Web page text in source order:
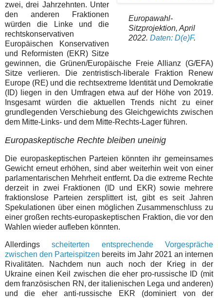
Europawahl-
Sitzprojektion, April
2022. Daten: D(e)F.
zwei, drei Jahrzehnten. Unter
den anderen Fraktionen
würden die Linke und die
rechtskonservativen
Europäischen Konservativen
und Reformisten (EKR) Sitze
gewinnen, die Grünen/Europäische Freie Allianz (G/EFA)
Sitze verlieren. Die zentristisch-liberale Fraktion Renew
Europe (RE) und die rechtsextreme Identität und Demokratie
(ID) liegen in den Umfragen etwa auf der Höhe von 2019.
Insgesamt würden die aktuellen Trends nicht zu einer
grundlegenden Verschiebung des Gleichgewichts zwischen
dem Mitte-Links- und dem Mitte-Rechts-Lager führen.
Europaskeptische Rechte bleiben uneinig
Die europaskeptischen Parteien könnten ihr gemeinsames
Gewicht erneut erhöhen, sind aber weiterhin weit von einer
parlamentarischen Mehrheit entfernt. Da die extreme Rechte
derzeit in zwei Fraktionen (ID und EKR) sowie mehrere
fraktionslose Parteien zersplittert ist, gibt es seit Jahren
Spekulationen über einen möglichen Zusammenschluss zu
einer großen rechts-europaskeptischen Fraktion, die vor den
Wahlen wieder aufleben könnten.
Allerdingsscheiterten entsprechende Vorgespräche
zwischen den Parteispitzen bereits im Jahr 2021 an internen
Rivalitäten. Nachdem nun auch noch der Krieg in der
Ukraine einen Keil zwischen die eher pro-russische ID (mit
dem französischen RN, der italienischen Lega und anderen)
und die eher anti-russische EKR (dominiert von der